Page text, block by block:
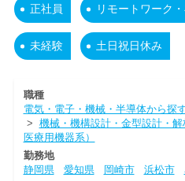
正社員 リモートワーク
未経験 土日祝日休み
職種
電気・電子・機械・半導体から探
> 機械・機構設計・金型設計・解
医療用機器系）
勤務地
静岡県
愛知県 岡崎市 浜松市